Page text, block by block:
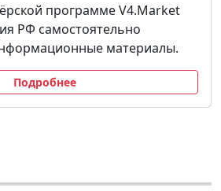
программе V4.Market
РФ самостоятельно
материалы.
Подробнее